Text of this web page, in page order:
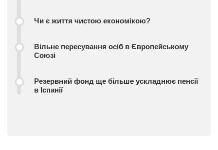
Чи є життя чистою економікою?
Вільне пересування осіб в Європейському
Союзі
Резервний фонд ще більше ускладнює пенсії
в Іспанії